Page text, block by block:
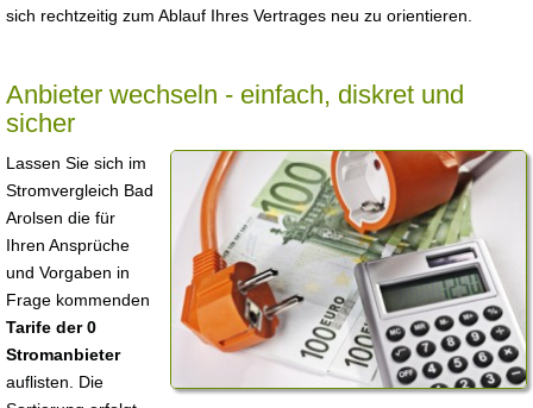
sich rechtzeitig zum Ablauf Ihres Vertrages neu zu orientieren.
Anbieter wechseln - einfach, diskret und
sicher
Lassen Sie sich im
Stromvergleich Bad
Arolsen die für
Ihren Ansprüche
und Vorgaben in
Frage kommenden
Tarife der 0
Stromanbieter
auflisten. Die